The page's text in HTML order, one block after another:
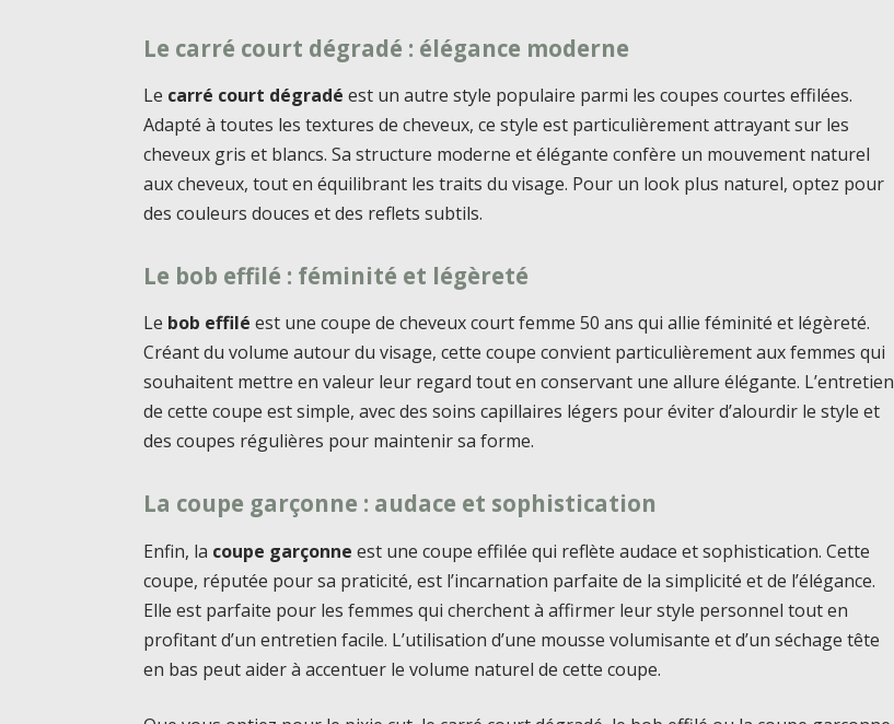
Le carré court dégradé : élégance moderne
Le carré court dégradé est un autre style populaire parmi les coupes courtes effilées.
Adapté à toutes les textures de cheveux, ce style est particulièrement attrayant sur les
cheveux gris et blancs. Sa structure moderne et élégante confère un mouvement naturel
aux cheveux, tout en équilibrant les traits du visage. Pour un look plus naturel, optez pour
des couleurs douces et des reflets subtils.
Le bob effilé : féminité et légèreté
Le bob effilé est une coupe de cheveux court femme 50 ans qui allie féminité et légèreté.
Créant du volume autour du visage, cette coupe convient particulièrement aux femmes qui
souhaitent mettre en valeur leur regard tout en conservant une allure élégante. L’entretien
de cette coupe est simple, avec des soins capillaires légers pour éviter d’alourdir le style et
des coupes régulières pour maintenir sa forme.
La coupe garçonne : audace et sophistication
Enfin, la coupe garçonne est une coupe effilée qui reflète audace et sophistication. Cette
coupe, réputée pour sa praticité, est l’incarnation parfaite de la simplicité et de l’élégance.
Elle est parfaite pour les femmes qui cherchent à affirmer leur style personnel tout en
profitant d’un entretien facile. L’utilisation d’une mousse volumisante et d’un séchage tête
en bas peut aider à accentuer le volume naturel de cette coupe.